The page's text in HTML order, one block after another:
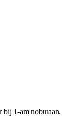
bij 1-aminobutaan.